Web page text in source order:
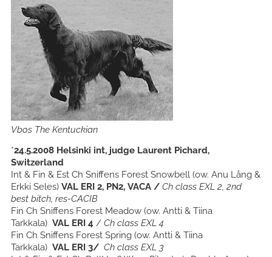
Vbos The Kentuckian
*24.5.2008 Helsinki int, judge Laurent Pichard,
Switzerland
Int & Fin & Est Ch Sniffens Forest Snowbell (ow. Anu Lång &
Erkki Seles) VAL ERI 2, PN2, VACA / Ch class EXL 2, 2nd
best bitch, res-CACIB
Fin Ch Sniffens Forest Meadow (ow. Antti & Tiina
Tarkkala) VAL ERI 4 / Ch class EXL 4
Fin Ch Sniffens Forest Spring (ow. Antti & Tiina
Tarkkala) VAL ERI 3/ Ch class EXL 3